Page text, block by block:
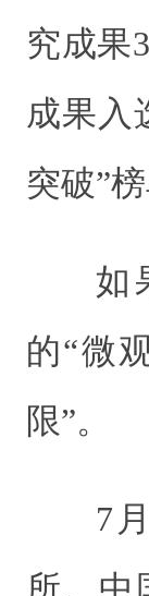
究成果
成果入
突破”榜
如
的“微
限”。
7